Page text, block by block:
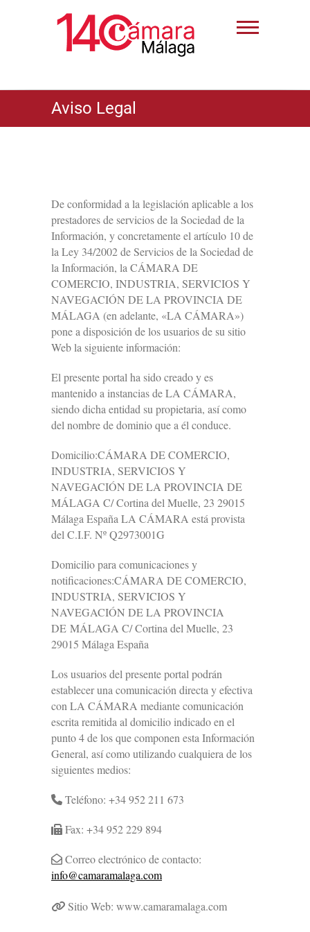
Aviso Legal
De conformidad a la legislación aplicable a los
prestadores de servicios de la Sociedad de la
Información, y concretamente el artículo 10 de
la Ley 34/2002 de Servicios de la Sociedad de
la Información, la CÁMARA DE
COMERCIO, INDUSTRIA, SERVICIOS Y
NAVEGACIÓN DE LA PROVINCIA DE
MÁLAGA (en adelante, «LA CÁMARA»)
pone a disposición de los usuarios de su sitio
Web la siguiente información:
El presente portal ha sido creado y es
mantenido a instancias de LA CÁMARA,
siendo dicha entidad su propietaria, así como
del nombre de dominio que a él conduce.
Domicilio:CÁMARA DE COMERCIO,
INDUSTRIA, SERVICIOS Y
NAVEGACIÓN DE LA PROVINCIA DE
MÁLAGA C/ Cortina del Muelle, 23 29015
Málaga España LA CÁMARA está provista
del C.I.F. Nº Q2973001G
Domicilio para comunicaciones y
notificaciones:CÁMARA DE COMERCIO,
INDUSTRIA, SERVICIOS Y
NAVEGACIÓN DE LA PROVINCIA
DE MÁLAGA C/ Cortina del Muelle, 23
29015 Málaga España
Los usuarios del presente portal podrán
establecer una comunicación directa y efectiva
con LA CÁMARA mediante comunicación
escrita remitida al domicilio indicado en el
punto 4 de los que componen esta Información
General, así como utilizando cualquiera de los
siguientes medios:
Teléfono: +34 952 211 673
Fax: +34 952 229 894
Correo electrónico de contacto:
info@camaramalaga.com
Sitio Web: www.camaramalaga.com